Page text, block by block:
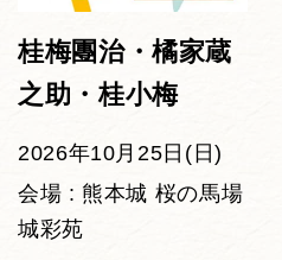
桂梅團治・橘家蔵
之助・桂小梅
2026年10月25日(日)
会場 : 熊本城 桜の馬場
城彩苑